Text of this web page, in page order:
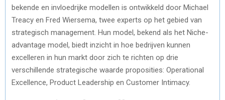
bekende en invloedrijke modellen is ontwikkeld door Michael
Treacy en Fred Wiersema, twee experts op het gebied van
strategisch management. Hun model, bekend als het Niche-
advantage model, biedt inzicht in hoe bedrijven kunnen
excelleren in hun markt door zich te richten op drie
verschillende strategische waarde proposities: Operational
Excellence, Product Leadership en Customer Intimacy.